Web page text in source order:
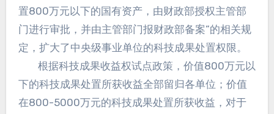
置800万元以下的国有资产，由财政部授权主管部
门进行审批，并由主管部门报财政部备案”的相关规
定，扩大了中央级事业单位的科技成果处置权限。
根据科技成果收益权试点政策，价值800万元以
下的科技成果处置所获收益全部留归各单位；价值
在800-5000万元的科技成果处置所获收益，对于